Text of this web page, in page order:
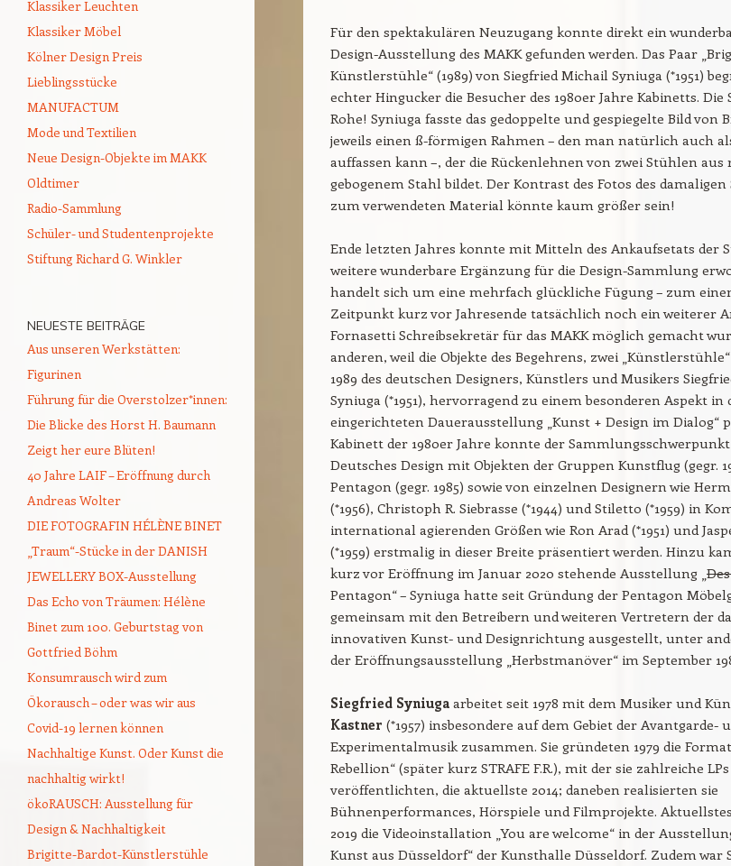
Für den spektakulären Neuzugang konnte direkt ein
Design-Ausstellung des MAKK gefunden werden. Das Paar
Künstlerstühle“ (1989) von Siegfried Michail Syniuga (*1951)
echter Hingucker die Besucher des 1980er Jahre Kabinetts. Die
Rohe! Syniuga fasste das gedoppelte und gespiegelte Bild von
jeweils einen ß-förmigen Rahmen – den man natürlich auch
auffassen kann –, der die Rückenlehnen von zwei Stühlen
gebogenem Stahl bildet. Der Kontrast des Fotos des damaligen
zum verwendeten Material könnte kaum größer sein!
Ende letzten Jahres konnte mit Mitteln des Ankaufsetats der
weitere wunderbare Ergänzung für die Design-Sammlung
handelt sich um eine mehrfach glückliche Fügung – zum
Zeitpunkt kurz vor Jahresende tatsächlich noch ein weiterer
Fornasetti Schreibsekretär für das MAKK möglich gemacht
anderen, weil die Objekte des Begehrens, zwei
1989 des deutschen Designers, Künstlers und Musikers
Syniuga (*1951), hervorragend zu einem besonderen Aspekt in
eingerichteten Dauerausstellung „Kunst + Design im Dialog“
Kabinett der 1980er Jahre konnte der
Deutsches Design mit Objekten der Gruppen Kunstflug (gegr.
Pentagon (gegr. 1985) sowie von einzelnen Designern wie
(*1956), Christoph R. Siebrasse (*1944) und Stiletto (*1959) in
international agierenden Größen wie Ron Arad (*1951) und
(*1959) erstmalig in dieser Breite präsentiert werden. Hinzu
kurz vor Eröffnung im Januar 2020 stehende Ausstellung „
Pentagon“ – Syniuga hatte seit Gründung der Pentagon
gemeinsam mit den Betreibern und weiteren Vertretern der
innovativen Kunst- und Designrichtung ausgestellt, unter
der Eröffnungsausstellung „Herbstmanöver“ im September
Siegfried Syniuga arbeitet seit 1978 mit dem Musiker und
Kastner (*1957) insbesondere auf dem Gebiet der Avantgarde-
Experimentalmusik zusammen. Sie gründeten 1979 die
Rebellion“ (später kurz STRAFE F.R.), mit der sie zahlreiche
veröffentlichten, die aktuellste 2014; daneben realisierten sie
Bühnenperformances, Hörspiele und Filmprojekte.
2019 die Videoinstallation „You are welcome“ in der
Kunst aus Düsseldorf“ der Kunsthalle Düsseldorf. Zudem war
Klassiker Leuchten
Klassiker Möbel
Kölner Design Preis
Lieblingsstücke
MANUFACTUM
Mode und Textilien
Neue Design-Objekte im MAKK
Oldtimer
Radio-Sammlung
Schüler- und Studentenprojekte
Stiftung Richard G. Winkler
NEUESTE BEITRÄGE
Aus unseren Werkstätten:
Figurinen
Führung für die Overstolzer*innen:
Die Blicke des Horst H. Baumann
Zeigt her eure Blüten!
40 Jahre LAIF – Eröffnung durch
Andreas Wolter
DIE FOTOGRAFIN HÉLÈNE BINET
„Traum“-Stücke in der DANISH
JEWELLERY BOX-Ausstellung
Das Echo von Träumen: Hélène
Binet zum 100. Geburtstag von
Gottfried Böhm
Konsumrausch wird zum
Ökorausch – oder was wir aus
Covid-19 lernen können
Nachhaltige Kunst. Oder Kunst die
nachhaltig wirkt!
ökoRAUSCH: Ausstellung für
Design & Nachhaltigkeit
Brigitte-Bardot-Künstlerstühle